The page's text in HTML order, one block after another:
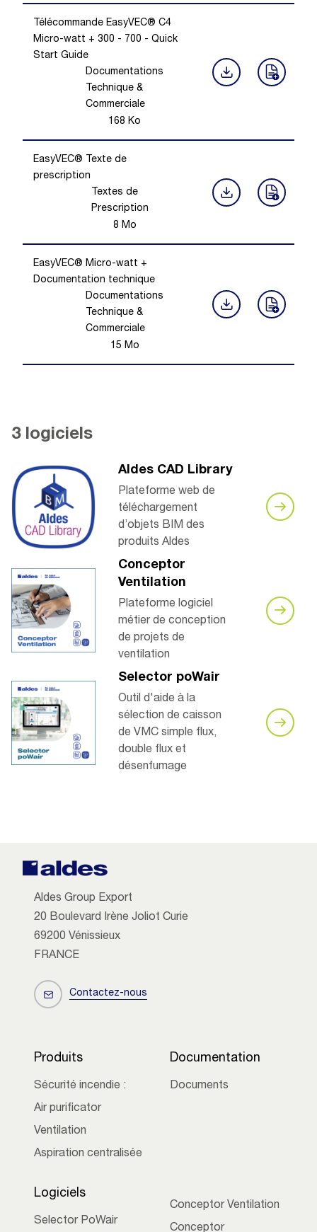
Télécommande EasyVEC® C4
Micro-watt + 300 - 700 - Quick
Start Guide
Documentations
Technique &
Commerciale
168 Ko
EasyVEC® Texte de
prescription
Textes de
Prescription
8 Mo
EasyVEC® Micro-watt +
Documentation technique
Documentations
Technique &
Commerciale
15 Mo
3 logiciels
Aldes CAD Library
Plateforme web de
téléchargement
d’objets BIM des
produits Aldes
Conceptor
Ventilation
Plateforme logiciel
métier de conception
de projets de
ventilation
Selector poWair
Outil d'aide à la
sélection de caisson
de VMC simple flux,
double flux et
désenfumage
Aldes Group Export
20 Boulevard Irène Joliot Curie
69200 Vénissieux
FRANCE
Contactez-nous
Produits
Sécurité incendie :
Air purificator
Ventilation
Aspiration centralisée
Documentation
Documents
Logiciels
Selector PoWair
Conceptor Ventilation
Conceptor